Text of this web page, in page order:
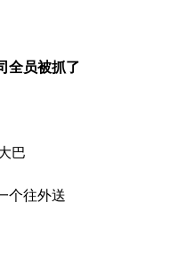
全员被抓了
巴
个往外送